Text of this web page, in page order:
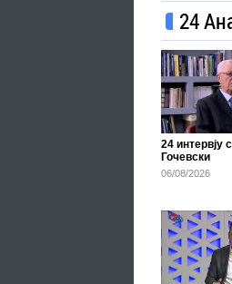
24
24 интервју
Гочевски
06/08/2026